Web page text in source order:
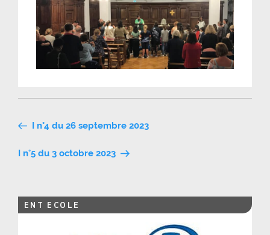
Navigation
de
I n°4 du 26 septembre 2023
I n°5 du 3 octobre 2023
ENT ECOLE